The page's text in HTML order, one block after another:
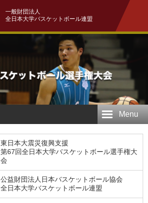
一般財団法人
全日本大学バスケットボール連盟
Menu
東日本大震災復興支援
第67回全日本大学バスケットボール選手権大
会
公益財団法人日本バスケットボール協会
全日本大学バスケットボール連盟